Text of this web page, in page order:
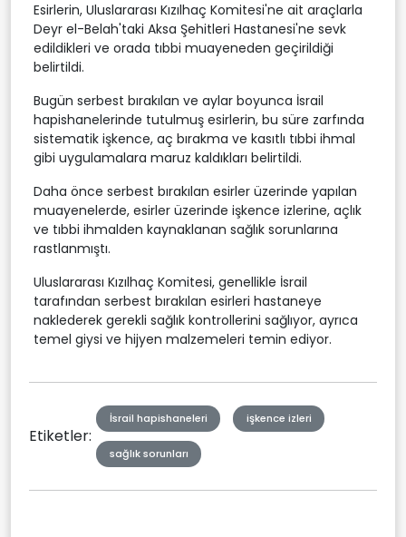
Esirlerin, Uluslararası Kızılhaç Komitesi'ne ait araçlarla
Deyr el-Belah'taki Aksa Şehitleri Hastanesi'ne sevk
edildikleri ve orada tıbbi muayeneden geçirildiği
belirtildi.
Bugün serbest bırakılan ve aylar boyunca İsrail
hapishanelerinde tutulmuş esirlerin, bu süre zarfında
sistematik işkence, aç bırakma ve kasıtlı tıbbi ihmal
gibi uygulamalara maruz kaldıkları belirtildi.
Daha önce serbest bırakılan esirler üzerinde yapılan
muayenelerde, esirler üzerinde işkence izlerine, açlık
ve tıbbi ihmalden kaynaklanan sağlık sorunlarına
rastlanmıştı.
Uluslararası Kızılhaç Komitesi, genellikle İsrail
tarafından serbest bırakılan esirleri hastaneye
naklederek gerekli sağlık kontrollerini sağlıyor, ayrıca
temel giysi ve hijyen malzemeleri temin ediyor.
Etiketler:
İsrail hapishaneleri işkence izleri
sağlık sorunları